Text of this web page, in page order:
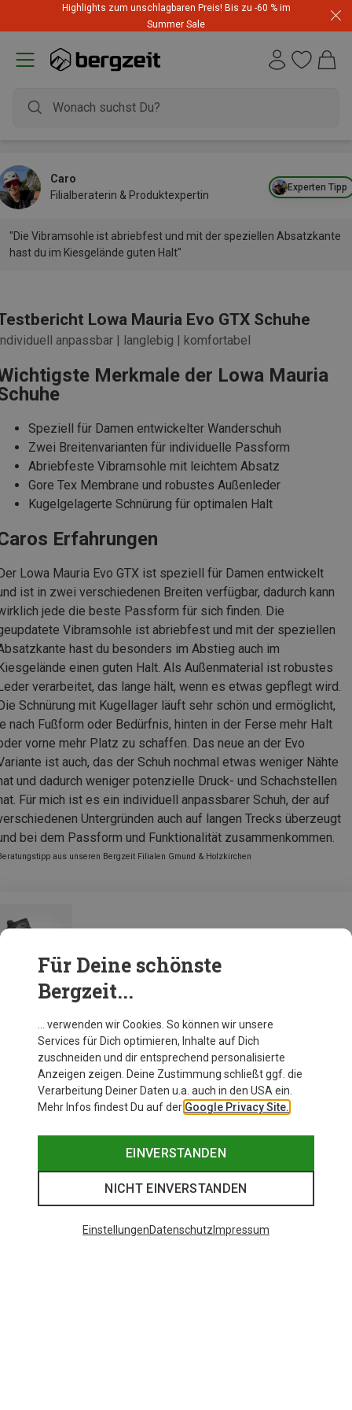
Highlights zum unschlagbaren Preis! Bis zu -60 % im
Summer Sale
Experten Tipp
Caro
Filialberaterin & Produktexpertin
"Die Vibramsohle ist abriebfest und mit der speziellen Absatzkante
hast du im Kiesgelände guten Halt"
Lowa Mauria Evo GTX Schuhe
anpassbar | langlebig | komfortabel
Merkmale der Lowa Mauria
Speziell für Damen entwickelter Wanderschuh
Zwei Breitenvarianten für individuelle Passform
Abriebfeste Vibramsohle mit leichtem Absatz
Gore Tex Membrane und robustes Außenleder
Kugelgelagerte Schnürung für optimalen Halt
Erfahrungen
Lowa Mauria Evo GTX ist speziell für Damen entwickelt
ist in zwei verschiedenen Breiten verfügbar, dadurch kann
jede die beste Passform für sich finden. Die
Vibramsohle ist abriebfest und mit der speziellen
hast du besonders im Abstieg auch im
einen guten Halt. Als Außenmaterial ist robustes
verarbeitet, das lange hält, wenn es etwas gepflegt wird.
Schnürung mit Kugellager läuft sehr schön und ermöglicht,
nach Fußform oder Bedürfnis, hinten in der Ferse mehr Halt
vorne mehr Platz zu schaffen. Das neue an der Evo
ist auch, das der Schuh nochmal etwas weniger Nähte
und dadurch weniger potenzielle Druck- und Schachstellen
Für mich ist es ein individuell anpassbarer Schuh, der auf
Untergründen auch auf langen Trecks überzeugt
bei dem Passform und Funktionalität zusammenkommen.
aus unseren Bergzeit Filialen Gmund & Holzkirchen
Zur Produktseite
Für Deine schönste
Bergzeit...
… verwenden wir Cookies. So können wir unsere
Services für Dich optimieren, Inhalte auf Dich
zuschneiden und dir entsprechend personalisierte
Anzeigen zeigen. Deine Zustimmung schließt ggf. die
Verarbeitung Deiner Daten u.a. auch in den USA ein.
Mehr Infos findest Du auf der Google Privacy Site.
EINVERSTANDEN
NICHT EINVERSTANDEN
EinstellungenDatenschutz Impressum